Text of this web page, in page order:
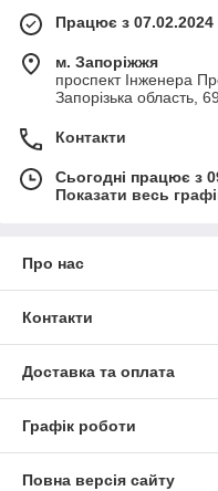
Працює з 07.02.2024
м. Запоріжжя
проспект Інженера
Запорізька область,
Контакти
Сьогодні працює з
Показати весь
Про нас
Контакти
Доставка та оплата
Графік роботи
Повна версія сайту